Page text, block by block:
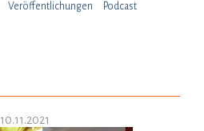
Veröffentlichungen Podcast
10.11.2021